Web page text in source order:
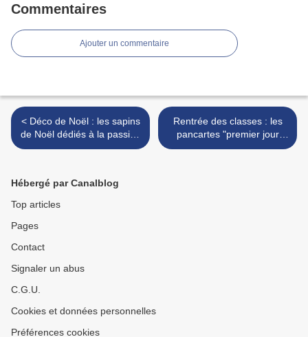
Commentaires
Ajouter un commentaire
< Déco de Noël : les sapins
de Noël dédiés à la passion
du sport
Rentrée des classes : les
pancartes "premier jour
d'école maternelle, primaire
Hébergé par Canalblog
Top articles
Pages
Contact
Signaler un abus
C.G.U.
Cookies et données personnelles
Préférences cookies